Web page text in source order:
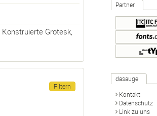
Konstruierte Grotesk,
Partner
dasauge
Kontakt
Datenschutz
Link zu uns